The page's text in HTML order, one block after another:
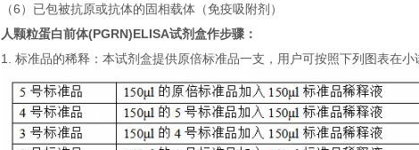
（6）已包被抗原或抗体的固相载体（免疫吸附剂）
人颗粒蛋白前体(PGRN)ELISA试剂盒作步骤：
1. 标准品的稀释：本试剂盒提供原倍标准品一支，用户可按照下列图表在小